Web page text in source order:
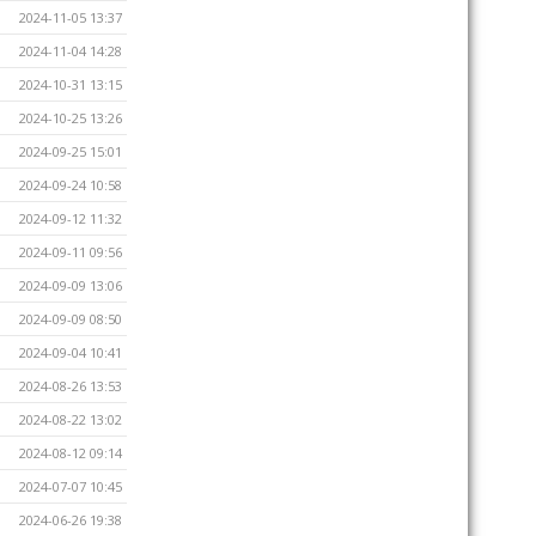
2024-11-05 13:37
2024-11-04 14:28
2024-10-31 13:15
2024-10-25 13:26
2024-09-25 15:01
2024-09-24 10:58
2024-09-12 11:32
2024-09-11 09:56
2024-09-09 13:06
2024-09-09 08:50
2024-09-04 10:41
2024-08-26 13:53
2024-08-22 13:02
2024-08-12 09:14
2024-07-07 10:45
2024-06-26 19:38